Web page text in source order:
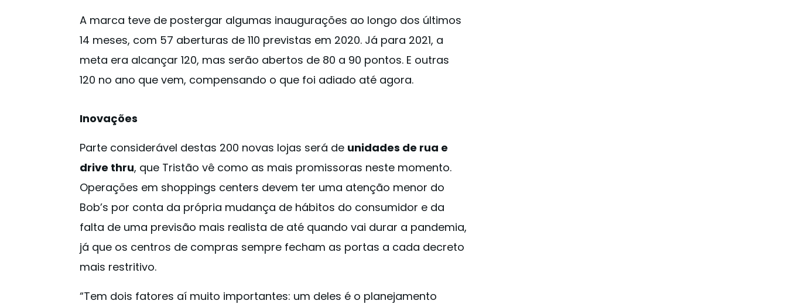
A marca teve de postergar algumas inaugurações ao longo dos últimos
14 meses, com 57 aberturas de 110 previstas em 2020. Já para 2021, a
meta era alcançar 120, mas serão abertos de 80 a 90 pontos. E outras
120 no ano que vem, compensando o que foi adiado até agora.
Inovações
Parte considerável destas 200 novas lojas será de unidades de rua e
drive thru, que Tristão vê como as mais promissoras neste momento.
Operações em shoppings centers devem ter uma atenção menor do
Bob’s por conta da própria mudança de hábitos do consumidor e da
falta de uma previsão mais realista de até quando vai durar a pandemia,
já que os centros de compras sempre fecham as portas a cada decreto
mais restritivo.
“Tem dois fatores aí muito importantes: um deles é o planejamento